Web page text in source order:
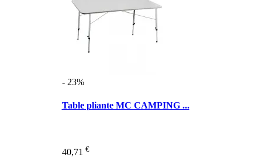
- 23%
Table pliante MC CAMPING ...
40,71 €